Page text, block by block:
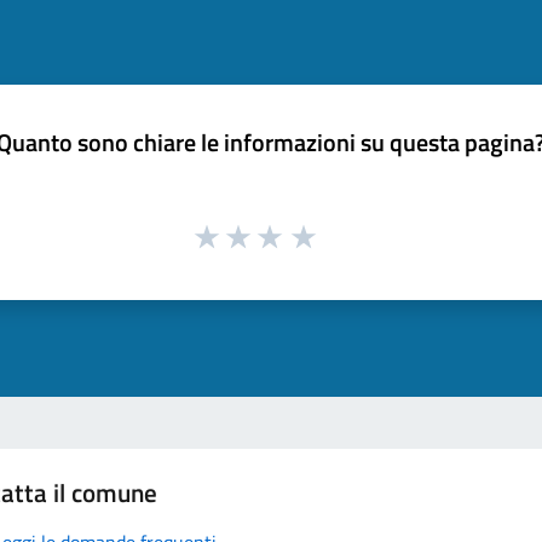
sono chiare le informazioni su questa
il comune